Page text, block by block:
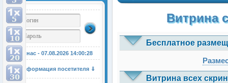
У нас - 07.08.2026 14:00:28
Информация посетителя ⇓
Витрина
Бесплатное
Витрина всех